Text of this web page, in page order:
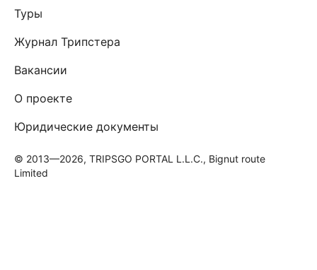
Туры
Журнал Трипстера
Вакансии
О проекте
Юридические документы
© 2013—2026, TRIPSGO PORTAL L.L.C., Bignut route
Limited